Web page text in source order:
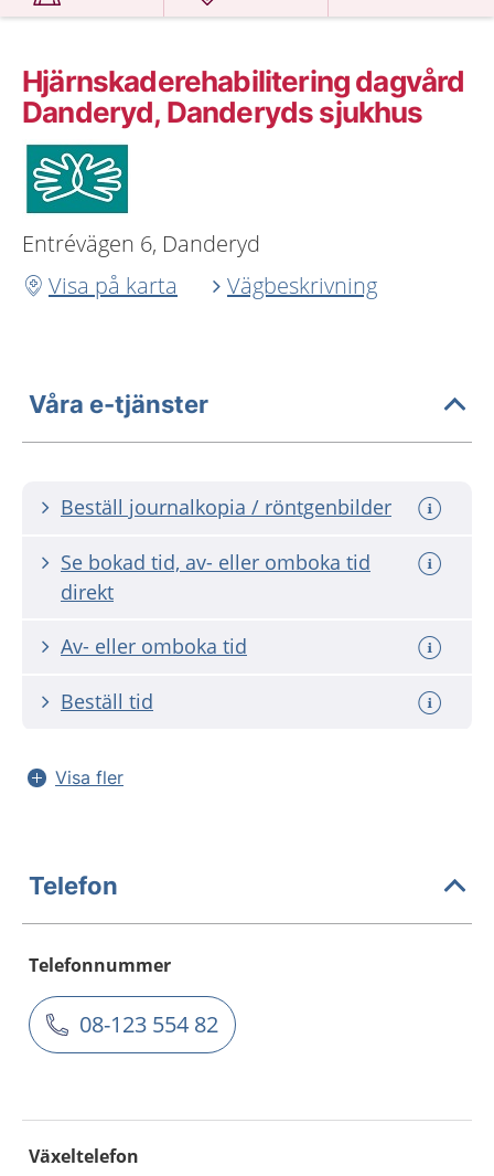
Hjärnskaderehabilitering dagvård
Danderyd, Danderyds sjukhus
Entrévägen 6, Danderyd
Visa på karta
Vägbeskrivning
Våra e-tjänster
Beställ journalkopia / röntgenbilder
Se bokad tid, av- eller omboka tid
direkt
Av- eller omboka tid
Beställ tid
Visa fler
Telefon
Telefonnummer
08-123 554 82
Växeltelefon